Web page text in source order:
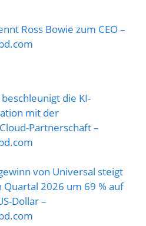
Ross Bowie zum CEO –
die KI-
mit der
Partnerschaft –
von Universal steigt
Quartal 2026 um 69 % auf
Dollar –